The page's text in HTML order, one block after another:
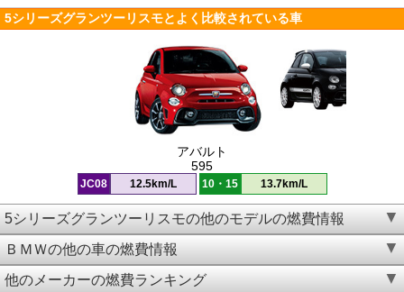
5シリーズグランツーリスモとよく比較されている車
アバルト
595
JC08 12.5km/L 10・15 13.7km/L
5シリーズグランツーリスモの他のモデルの燃費情報
ＢＭＷの他の車の燃費情報
他のメーカーの燃費ランキング